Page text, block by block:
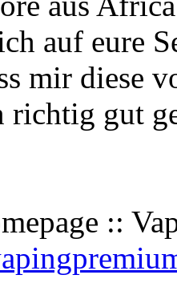
auf eure
mir diese
richtig gut
::